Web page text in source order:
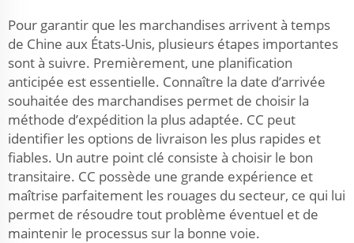
Pour garantir que les marchandises arrivent à temps
de Chine aux États-Unis, plusieurs étapes importantes
sont à suivre. Premièrement, une planification
anticipée est essentielle. Connaître la date d’arrivée
souhaitée des marchandises permet de choisir la
méthode d’expédition la plus adaptée. CC peut
identifier les options de livraison les plus rapides et
fiables. Un autre point clé consiste à choisir le bon
transitaire. CC possède une grande expérience et
maîtrise parfaitement les rouages du secteur, ce qui lui
permet de résoudre tout problème éventuel et de
maintenir le processus sur la bonne voie.